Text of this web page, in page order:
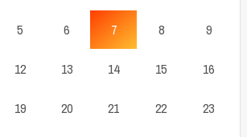
5 6 7 8 9
12 13 14 15 16
19 20 21 22 23